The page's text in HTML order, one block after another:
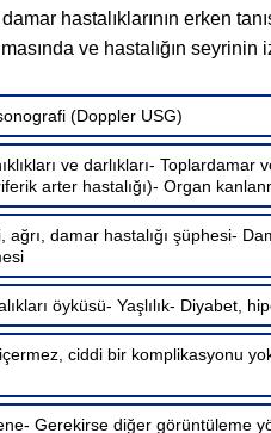
hastalıklarının erken
ve hastalığın
(Doppler USG)
ve darlıkları-
arter hastalığı)- Organ
damar hastalığı şüphesi-
öyküsü- Yaşlılık- Diyabet,
ciddi bir komplikasyonu
Gerekirse diğer görüntüleme